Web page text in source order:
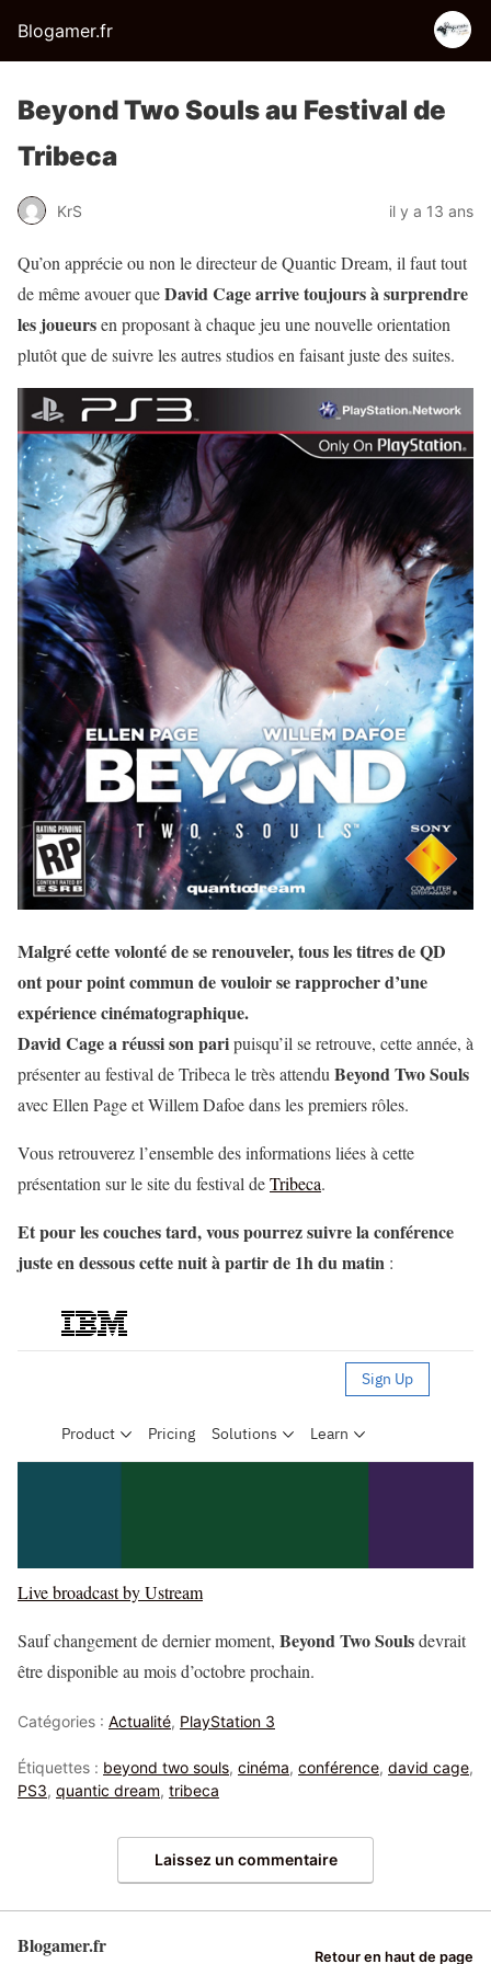
Blogamer.fr
Beyond Two Souls au Festival de
Tribeca
KrS il y a 13 ans
Qu’on apprécie ou non le directeur de Quantic Dream, il faut tout
de même avouer queDavid Cage arrive toujours à surprendre
les joueursen proposant à chaque jeu une nouvelle orientation
plutôt que de suivre les autres studios en faisant juste des suites.
Malgré cette volonté de se renouveler, tous les titres de QD
ont pour point commun de vouloir se rapprocher d’une
expérience cinématographique.
David Cage a réussi son paripuisqu’il se retrouve, cette année, à
présenter au festival de Tribeca le très attendu Beyond Two Souls
avec Ellen Page et Willem Dafoe dans les premiers rôles.
Vous retrouverez l’ensemble des informations liées à cette
présentation sur le site du festival deTribeca.
Et pour les couches tard, vous pourrez suivre la conférence
juste en dessous cette nuit à partir de 1h du matin :
Live broadcast by Ustream
Sauf changement de dernier moment, Beyond Two Soulsdevrait
être disponible au mois d’octobre prochain.
Catégories : Actualité, PlayStation 3
Étiquettes : beyond two souls, cinéma, conférence, david cage,
PS3, quantic dream, tribeca
Laissez un commentaire
Blogamer.fr Retour en haut de page